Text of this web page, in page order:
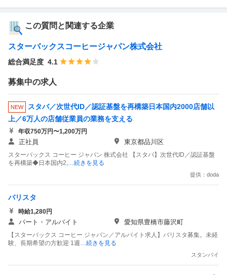
この質問と関連する企業
スターバックスコーヒージャパン株式会社
総合満足度 4.1
募集中の求人
NEW
スタバ／次世代ID／認証基盤を再構築日本国内2000店舗以
上／6万人の店舗従業員の業務を支える
年収750万円〜1,200万円
正社員 東京都品川区
スターバックス コーヒー ジャパン 株式会社 【スタバ】次世代ID／認証基盤
を再構築◆日本国内2,…続きを見る
提供：doda
バリスタ
時給1,280円
パート・アルバイト 愛知県豊橋市藤沢町
【スターバックス コーヒー ジャパン／アルバイト求人】バリスタ募集。未経
験、長期希望の方歓迎 1週…続きを見る
スタンバイ